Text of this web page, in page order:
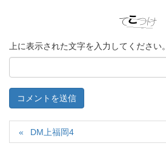
上に表示された文字を入力してください。
DM上福岡4